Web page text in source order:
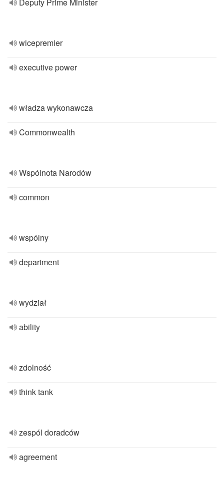
wicepremier
executive power
władza wykonawcza
Commonwealth
Wspólnota Narodów
common
wspólny
department
wydział
ability
zdolność
think tank
zespól doradców
agreement